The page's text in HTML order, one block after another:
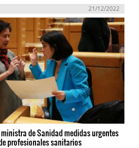
21/12/2022
ministra de Sanidad medidas urgentes
profesionales sanitarios